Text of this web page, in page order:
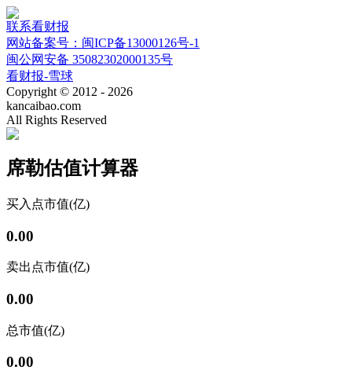
联系看财报
网站备案号：闽ICP备13000126号-1
闽公网安备 35082302000135号
看财报-雪球
Copyright © 2012 - 2026
kancaibao.com
All Rights Reserved
席勒估值计算器
买入点市值(亿)
0.00
卖出点市值(亿)
0.00
总市值(亿)
0.00